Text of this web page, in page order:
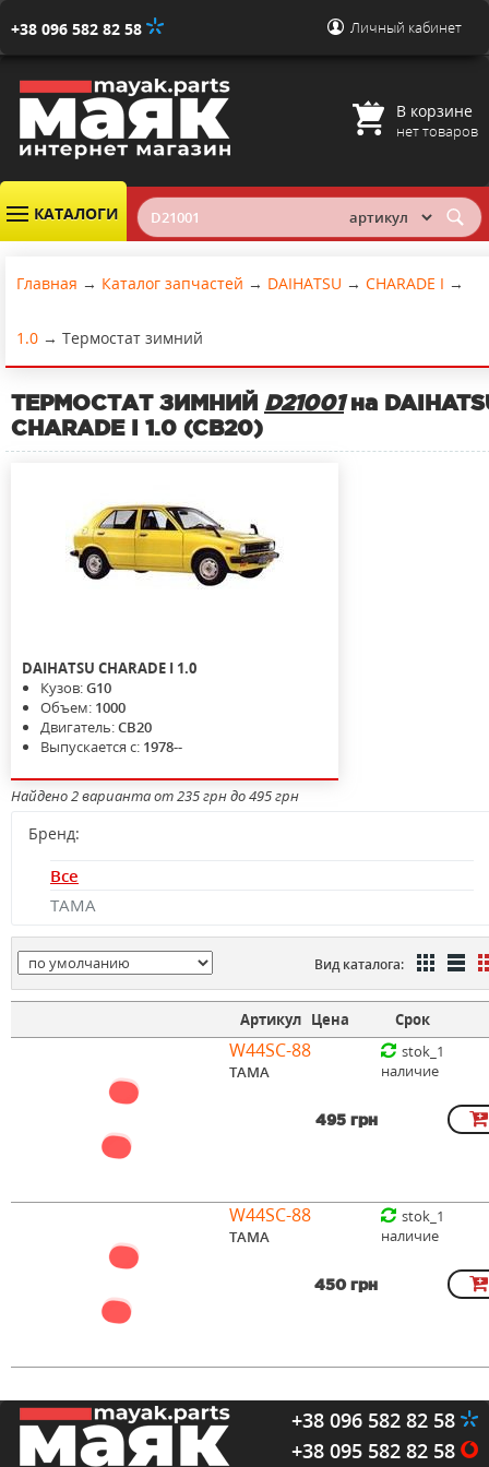
+38 096 582 82 58 Личный кабинет
В корзине
нет товаров
КАТАЛОГИ
Главная → Каталог запчастей → DAIHATSU → CHARADE I →
1.0 → Термостат зимний
ТЕРМОСТАТ ЗИМНИЙ D21001на
CHARADE I 1.0 (CB20)
DAIHATSU CHARADE I 1.0
Кузов:G10
Объем: 1000
Двигатель:CB20
Выпускается с: 1978--
Найдено 2 варианта от 235 грн до 495 грн
Бренд:
Все
TAMA
Вид каталога:
Артикул Цена Срок
W44SC-88
TAMA
495 грн
stok_1
наличие
W44SC-88
TAMA
450 грн
stok_1
наличие
+38 096 582 82 58
+38 095 582 82 58